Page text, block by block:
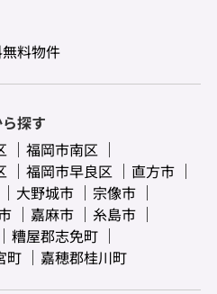
無料物件
探す
福岡市南区
福岡市早良区
直方市
大野城市
宗像市
嘉麻市
糸島市
糟屋郡志免町
町 嘉穂郡桂川町